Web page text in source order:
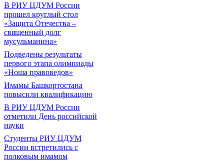
В РИУ ЦДУМ России
прошел круглый стол
«Защита Отечества –
священный долг
мусульманина»
Подведены результаты
первого этапа олимпиады
«Ноша правоведов»
Имамы Башкортостана
повысили квалификацию
В РИУ ЦДУМ России
отметили День российской
науки
Студенты РИУ ЦДУМ
России встретились с
полковым имамом